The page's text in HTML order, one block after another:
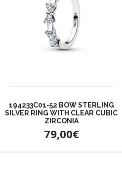
194233C01-52 BOW STERLING
SILVER RING WITH CLEAR CUBIC
ZIRCONIA
79,00€